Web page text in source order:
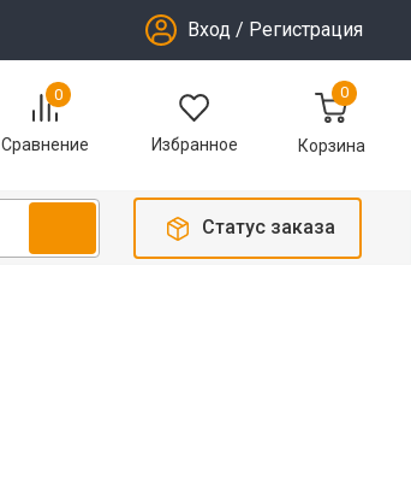
Вход / Регистрация
0
Сравнение Избранное
0
Корзина
Статус заказа